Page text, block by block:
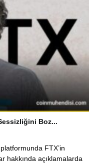
Boz...
FTX’in
hakkında açıklamalarda